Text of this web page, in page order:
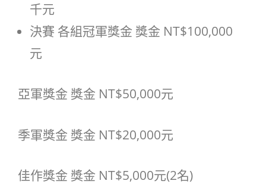
千元
決賽 各組冠軍獎金 獎金 NT$100,000
元
亞軍獎金 獎金 NT$50,000元
季軍獎金 獎金 NT$20,000元
佳作獎金 獎金 NT$5,000元(2名)